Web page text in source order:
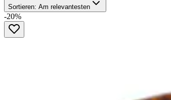
Sortieren: Am relevantesten
-20%